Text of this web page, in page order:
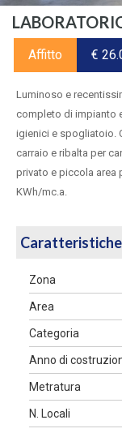
Affitto €
Luminoso e
completo di impianto
igienici e spogliatoio.
carraio e ribalta per
privato e piccola area
KWh/mc.a.
Caratteristiche
Zona
Area
Categoria
Anno di
Metratura
N. Locali